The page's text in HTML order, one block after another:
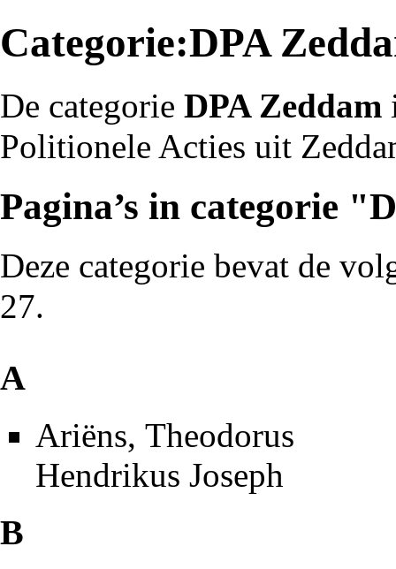
Categorie:DPA
De categorie DPA Zeddam
Politionele Acties uit
Pagina’s in categorie
Deze categorie bevat de
27.
A
Ariëns, Theodorus
Hendrikus Joseph
B